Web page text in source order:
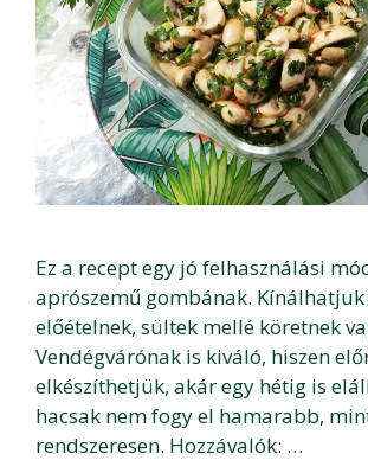
Ez a recept egy jó felhasználási
aprószemű gombának.
előételnek, sültek mellé köretnek
Vendégvárónak is kiváló, hiszen
elkészíthetjük, akár egy hétig is
hacsak nem fogy el hamarabb,
rendszeresen. Hozzávalók: …